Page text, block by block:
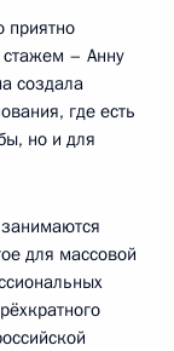
приятно
стажем – Анну
создала
где есть
но и для
занимаются
для массовой